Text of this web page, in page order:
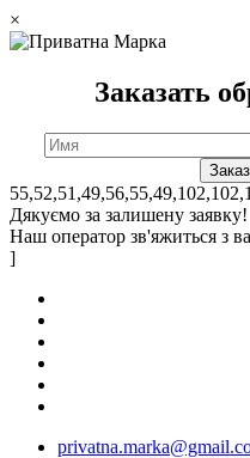
×
Заказать
Дякуємо за залишену заявку!
Наш оператор зв'яжиться з
]